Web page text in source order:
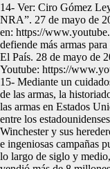
14- Ver: Ciro Gómez
NRA”. 27 de mayo de
en: https://
defiende más armas
El País. 28 de mayo de
Youtube: https://
15- Mediante un
de las armas, la
las armas en Estados
entre los
Winchester y sus
e ingeniosas campañas
lo largo de siglo y